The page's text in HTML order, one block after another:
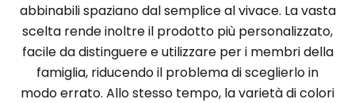
abbinabili spaziano dal semplice al vivace. La vasta
scelta rende inoltre il prodotto più personalizzato,
facile da distinguere e utilizzare per i membri della
famiglia, riducendo il problema di sceglierlo in
modo errato. Allo stesso tempo, la varietà di colori